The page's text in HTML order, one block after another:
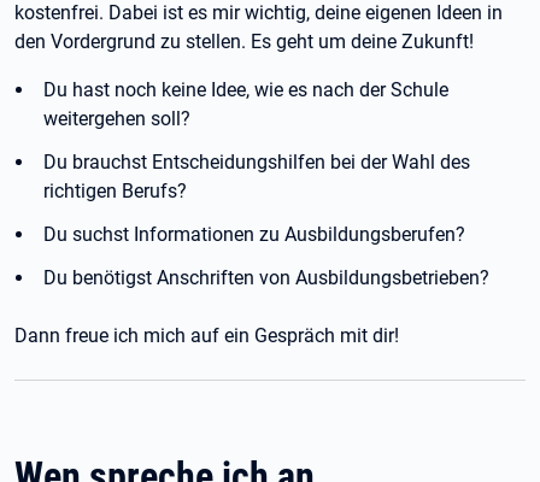
kostenfrei. Dabei ist es mir wichtig, deine eigenen Ideen in
den Vordergrund zu stellen. Es geht um deine Zukunft!
Du hast noch keine Idee, wie es nach der Schule
weitergehen soll?
Du brauchst Entscheidungshilfen bei der Wahl des
richtigen Berufs?
Du suchst Informationen zu Ausbildungsberufen?
Du benötigst Anschriften von Ausbildungsbetrieben?
Dann freue ich mich auf ein Gespräch mit dir!